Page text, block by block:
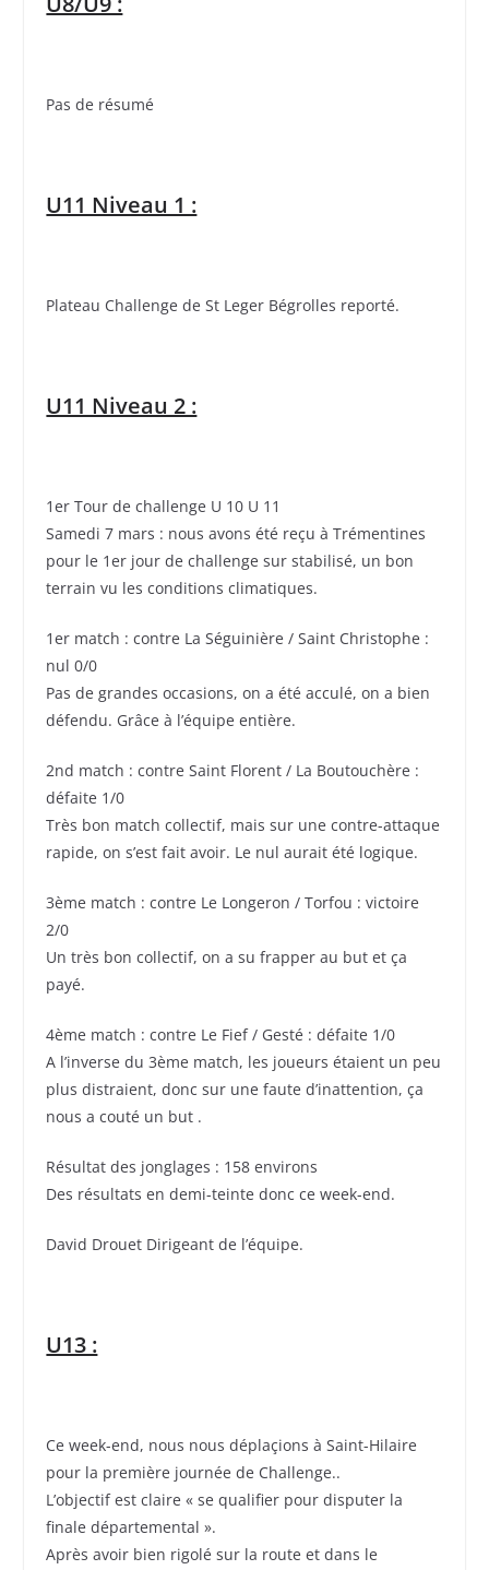
Pas de résumé
U11 Niveau 1 :
Plateau Challenge de St Leger Bégrolles reporté.
U11 Niveau 2 :
1er Tour de challenge U 10 U 11
Samedi 7 mars : nous avons été reçu à Trémentines
pour le 1er jour de challenge sur stabilisé, un bon
terrain vu les conditions climatiques.
1er match : contre La Séguinière / Saint Christophe :
nul 0/0
Pas de grandes occasions, on a été acculé, on a bien
défendu. Grâce à l’équipe entière.
2nd match : contre Saint Florent / La Boutouchère :
défaite 1/0
Très bon match collectif, mais sur une contre-attaque
rapide, on s’est fait avoir. Le nul aurait été logique.
3ème match : contre Le Longeron / Torfou : victoire
2/0
Un très bon collectif, on a su frapper au but et ça
payé.
4ème match : contre Le Fief / Gesté : défaite 1/0
A l’inverse du 3ème match, les joueurs étaient un peu
plus distraient, donc sur une faute d’inattention, ça
nous a couté un but .
Résultat des jonglages : 158 environs
Des résultats en demi-teinte donc ce week-end.
David Drouet Dirigeant de l’équipe.
U13 :
Ce week-end, nous nous déplaçions à Saint-Hilaire
pour la première journée de Challenge..
L’objectif est claire « se qualifier pour disputer la
finale départemental ».
Après avoir bien rigolé sur la route et dans le